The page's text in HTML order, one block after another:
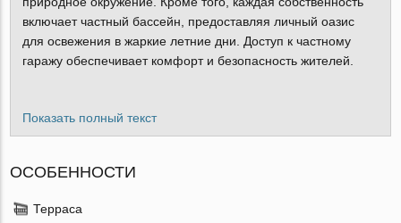
включает частный бассейн, предоставляя личный оазис
для освежения в жаркие летние дни. Доступ к частному
гаражу обеспечивает комфорт и безопасность жителей.
Показать полный текст
ОСОБЕННОСТИ
Терраса